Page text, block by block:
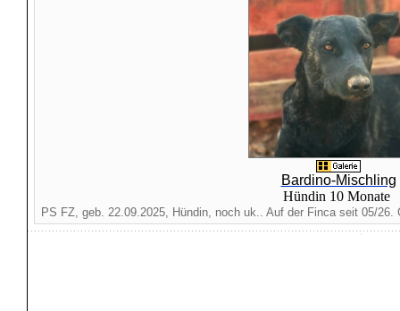
Bardino-Mischling
Hündin 10 Monate
PS FZ, geb. 22.09.2025, Hündin, noch uk.. Auf der Finca seit 05/26.